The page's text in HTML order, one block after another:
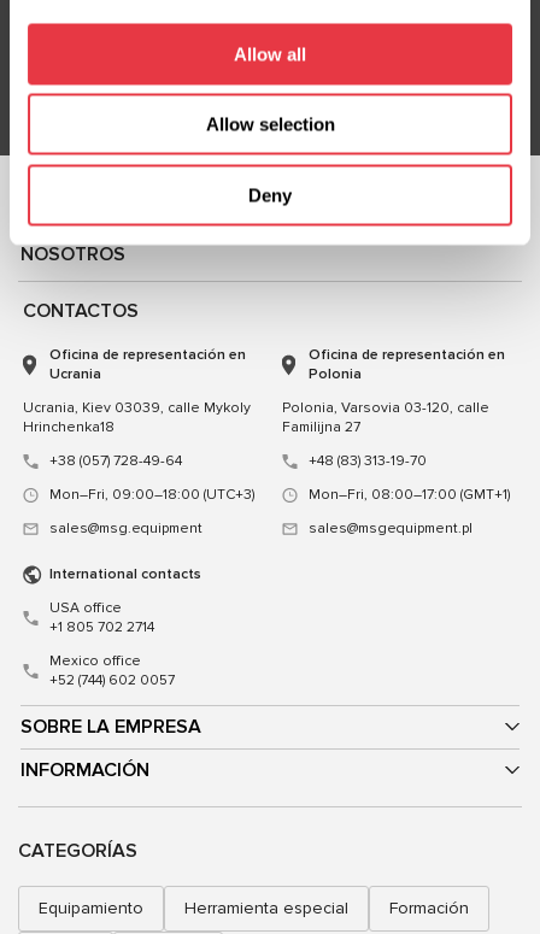
Allow all
Allow selection
Deny
No te pierdas ofertas exclusivas y descuentos
CHATEA CON
NOSOTROS
SOBRE LA EMPRESA
INFORMACIÓN
CONTACTOS
Oficina de representación en
Ucrania
Ucrania, Kiev 03039, calle Mykoly
Hrinchenka18
+38 (057) 728-49-64
Mon–Fri, 09:00–18:00 (UTC+3)
sales@msg.equipment
Oficina de representación en
Polonia
Polonia, Varsovia 03-120, calle
Familijna 27
+48 (83) 313-19-70
Mon–Fri, 08:00–17:00 (GMT+1)
sales@msgequipment.pl
International contacts
USA office
+1 805 702 2714
Mexico office
+52 (744) 602 0057
CATEGORÍAS
Equipamiento Herramienta especial Formación